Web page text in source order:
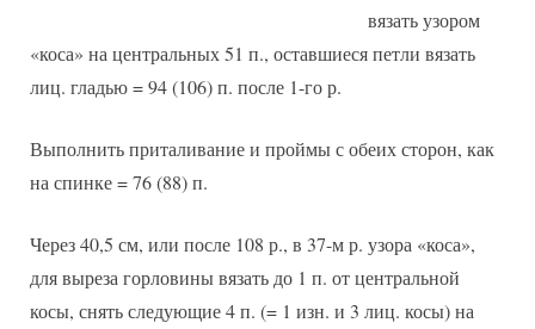
вязать узором
«коса» на центральных 51 п., оставшиеся петли вязать
лиц. гладью = 94 (106) п. после 1-го р.
Выполнить приталивание и проймы с обеих сторон, как
на спинке = 76 (88) п.
Через 40,5 см, или после 108 р., в 37-м р. узора «коса»,
для выреза горловины вязать до 1 п. от центральной
косы, снять следующие 4 п. (= 1 изн. и 3 лиц. косы) на